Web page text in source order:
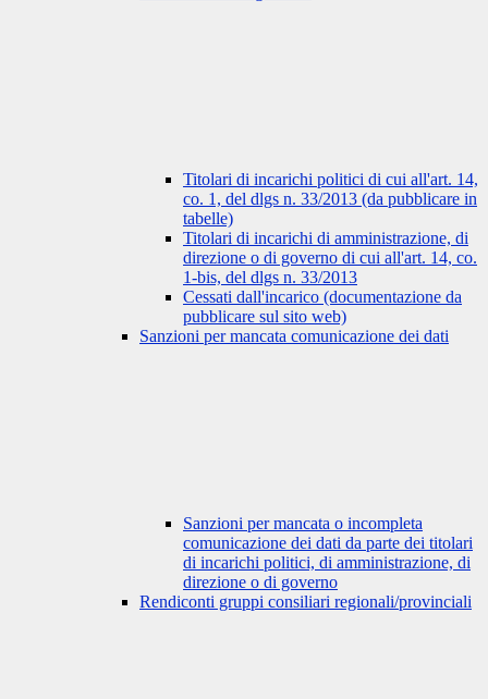
Titolari di incarichi politici di cui all'art. 14,
co. 1, del dlgs n. 33/2013 (da pubblicare in
tabelle)
Titolari di incarichi di amministrazione, di
direzione o di governo di cui all'art. 14, co.
1-bis, del dlgs n. 33/2013
Cessati dall'incarico (documentazione da
pubblicare sul sito web)
Sanzioni per mancata comunicazione dei dati
Sanzioni per mancata o incompleta
comunicazione dei dati da parte dei titolari
di incarichi politici, di amministrazione, di
direzione o di governo
Rendiconti gruppi consiliari regionali/provinciali